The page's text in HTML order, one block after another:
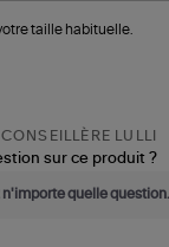
taille habituelle.
LULLI
sur ce produit ?